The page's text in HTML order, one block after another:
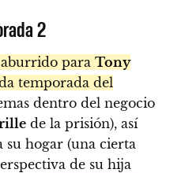
2
para Tony
temporada del
dentro del negocio
de la prisión), así
su hogar (una cierta
de su hija